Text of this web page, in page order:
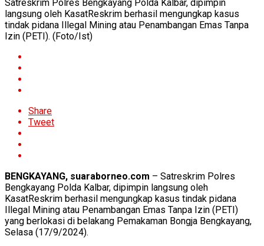
Satreskrim Polres Bengkayang Polda Kalbar, dipimpin
langsung oleh KasatReskrim berhasil mengungkap kasus
tindak pidana Illegal Mining atau Penambangan Emas Tanpa
Izin (PETI). (Foto/Ist)
Share
Tweet
BENGKAYANG, suaraborneo.com – Satreskrim Polres
Bengkayang Polda Kalbar, dipimpin langsung oleh
KasatReskrim berhasil mengungkap kasus tindak pidana
Illegal Mining atau Penambangan Emas Tanpa Izin (PETI)
yang berlokasi di belakang Pemakaman Bongja Bengkayang,
Selasa (17/9/2024).